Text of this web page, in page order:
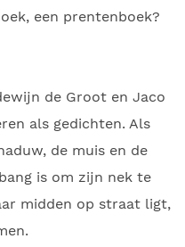
een prentenboek?
de Groot en Jaco
als gedichten. Als
de muis en de
is om zijn nek te
midden op straat ligt,